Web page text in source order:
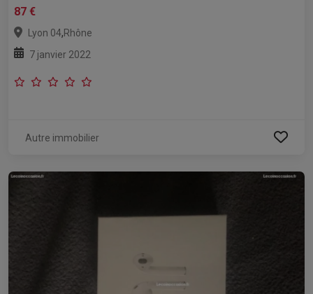
87 €
Lyon 04,Rhône
7 janvier 2022
Autre immobilier